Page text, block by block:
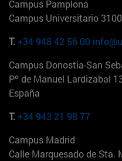
Campus Pamplona
Campus Universitario
T.+34 948 42 56 00
Campus Donostia-San
Pº de Manuel Lardizabal
España
T.+34 943 21 98 77
Campus Madrid
Calle Marquesado de Sta.